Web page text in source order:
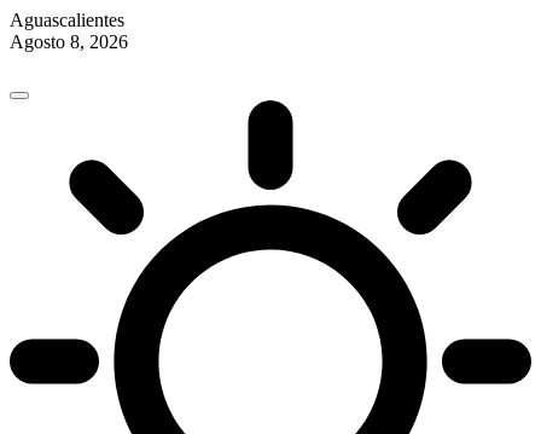
Aguascalientes
Agosto 8, 2026
content